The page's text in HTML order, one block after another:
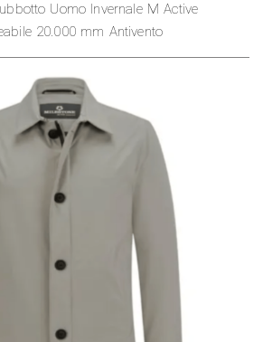
Uomo Invernale M Active
20.000 mm Antivento